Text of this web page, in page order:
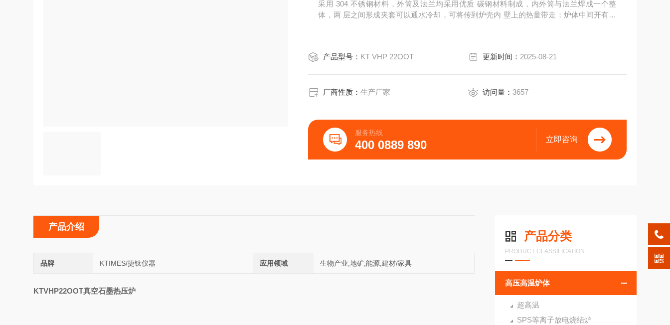
采用 304 不锈钢材料，外筒及法兰均采用优质 碳钢材料制成，内外筒与法兰焊成一个整
体，两 层之间形成夹套可以通水冷却，可将传到炉壳内 壁上的热量带走；炉体中间开有抽
产品型号： KT VHP 22OOT 更新时间： 2025-08-21
厂商性质：生产厂家 访问量： 3657
服务热线
400 0889 890 立即咨询
产品分类
PRODUCT CLASSIFICATION
高压高温炉体
超高温
SPS等离子放电烧结炉
产品介绍
品牌 KTIMES/捷钛仪器 应用领域 生物产业,地矿,能源,建材/家具
KTVHP22OOT真空石墨热压炉